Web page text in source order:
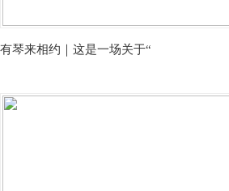
有琴来相约｜这是一场关于“